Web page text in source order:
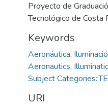
Proyecto de
Tecnológico de Costa
Keywords
Aeronáutica,
Aeronautics,
Subject
URI